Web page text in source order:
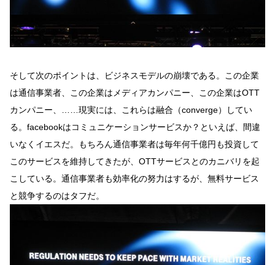
そして次のポイントは、ビジネスモデルの崩壊である。この企業
は通信事業者、この企業はメディアカンパニー、この企業はOTT
カンパニー、……現実には、これらは融合（converge）してい
る。facebookはコミュニケーションサービスか？といえば、間違
いなくイエスだ。もちろん通信事業者は毎年何千億円も投資して
このサービスを維持してきたが、OTTサービスとのカニバリを起
こしている。通信事業者も効率化の努力はするが、無料サービス
と競争するのはタフだ。